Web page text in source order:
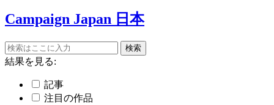
Campaign Japan 日本
結果を見る:
記事
注目の作品